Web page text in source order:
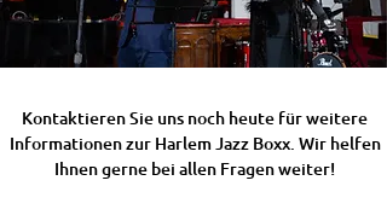
Kontaktieren Sie uns noch heute für weitere
Informationen zur Harlem Jazz Boxx. Wir helfen
Ihnen gerne bei allen Fragen weiter!